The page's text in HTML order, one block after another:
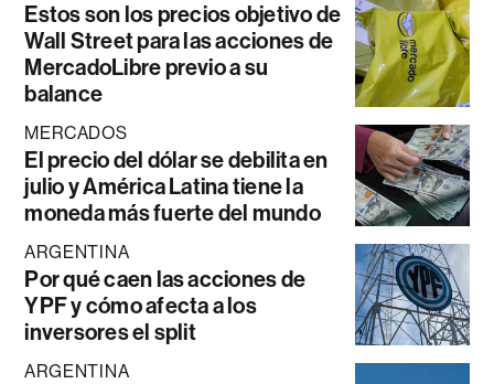
Estos son los precios objetivo de
Wall Street para las acciones de
MercadoLibre previo a su
balance
MERCADOS
El precio del dólar se debilita en
julio y América Latina tiene la
moneda más fuerte del mundo
ARGENTINA
Por qué caen las acciones de
YPF y cómo afecta a los
inversores el split
ARGENTINA